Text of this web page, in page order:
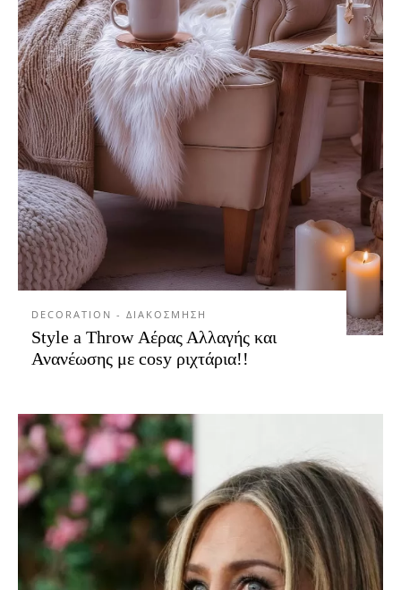
DECORATION - ΔΙΑΚΟΣΜΗΣΗ
Style a Throw Αέρας Αλλαγής και
Ανανέωσης με cosy ριχτάρια!!